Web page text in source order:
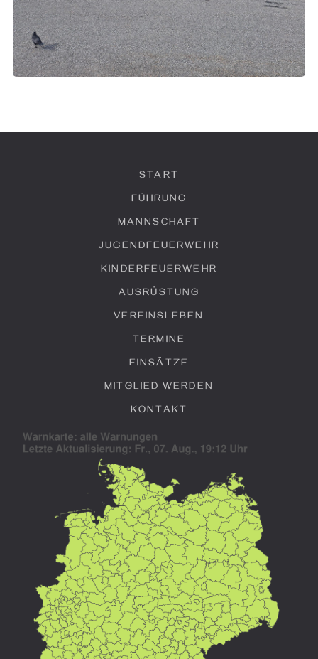
START
FÜHRUNG
MANNSCHAFT
JUGENDFEUERWEHR
KINDERFEUERWEHR
AUSRÜSTUNG
VEREINSLEBEN
TERMINE
EINSÄTZE
MITGLIED WERDEN
KONTAKT